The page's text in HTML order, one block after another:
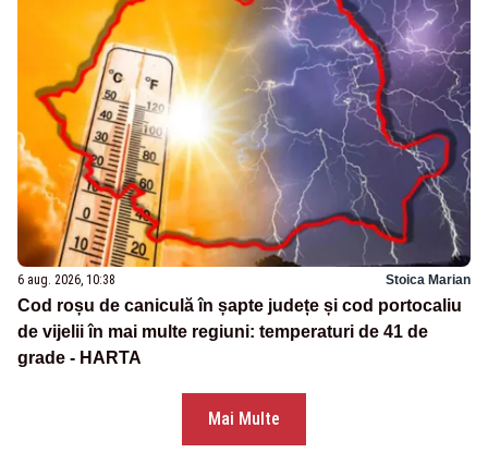
6 aug. 2026, 10:38 Stoica Marian
Cod roșu de caniculă în șapte județe și cod portocaliu
de vijelii în mai multe regiuni: temperaturi de 41 de
grade - HARTA
Mai Multe